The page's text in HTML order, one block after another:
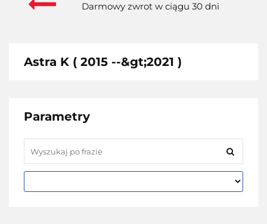
Darmowy zwrot w ciągu 30 dni
Astra K ( 2015 --&gt;2021 )
Parametry